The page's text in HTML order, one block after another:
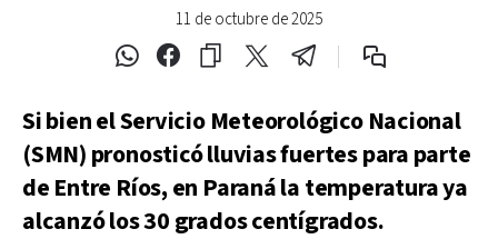
11 de octubre de 2025
Si bien el Servicio Meteorológico Nacional
(SMN) pronosticó lluvias fuertes para parte
de Entre Ríos, en Paraná la temperatura ya
alcanzó los 30 grados centígrados.